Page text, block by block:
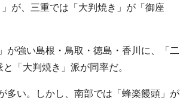
が、三重では「大判焼き」が「御座
が強い島根・鳥取・徳島・香川に、「二
「大判焼き」派が同率だ。
多い。しかし、南部では「蜂楽饅頭」が